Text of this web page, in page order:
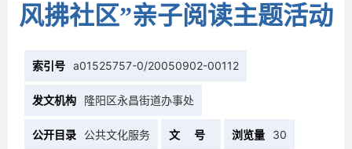
风拂社区”亲子阅读主题活动
索引号 a01525757-0/20050902-00112
发文机构 隆阳区永昌街道办事处
公开目录 公共文化服务 文 号 浏览量 30